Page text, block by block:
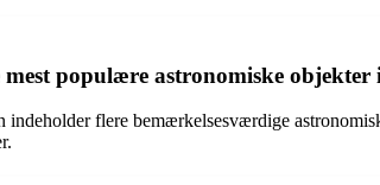
populære astronomiske
indeholder flere bemærkelsesværdige